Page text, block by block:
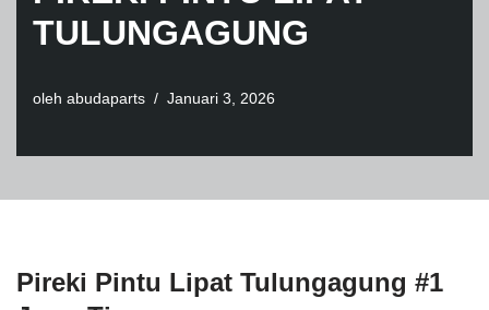
TULUNGAGUNG
oleh abudaparts Januari 3, 2026
Pireki Pintu Lipat Tulungagung #1